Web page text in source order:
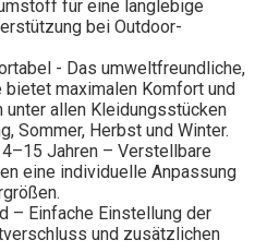
für eine langlebige
bei Outdoor-
- Das umweltfreundliche,
maximalen Komfort und
unter allen Kleidungsstücken
Sommer, Herbst und Winter.
Jahren – Verstellbare
eine individuelle Anpassung
– Einfache Einstellung der
und zusätzlichen